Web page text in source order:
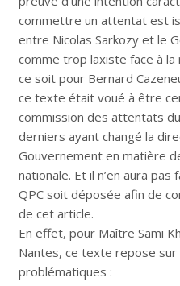
commettre un attentat est
entre Nicolas Sarkozy et le
comme trop laxiste face à la
ce soit pour Bernard
ce texte était voué à être
commission des attentats
derniers ayant changé la
Gouvernement en matière
nationale. Et il n’en aura pas
QPC soit déposée afin de
de cet article.
En effet, pour Maître Sami
Nantes, ce texte repose sur
problématiques :